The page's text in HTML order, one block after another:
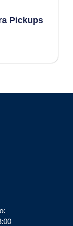
Pickups